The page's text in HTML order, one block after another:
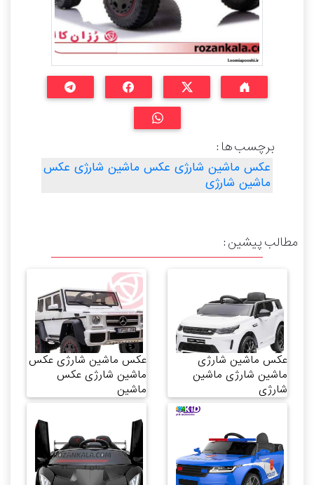
برچسب ها :
عکس ماشین شارژی عکس ماشین شارژی عکس
ماشین شارژی
مطالب پیشین :
عکس ماشین شارژی
ماشین شارژی ماشین
شارژی
عکس ماشین شارژی عکس
ماشین شارژی عکس
ماشین